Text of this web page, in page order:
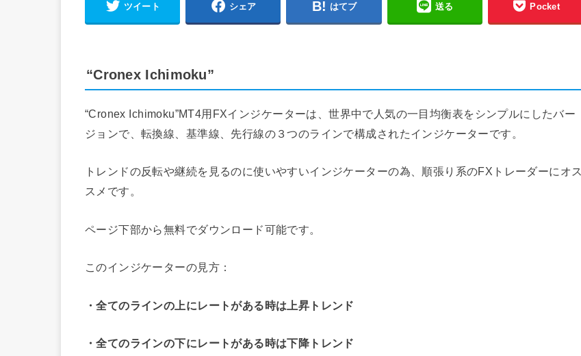
ツイート シェア はてブ 送る Pocket
“Cronex Ichimoku”
“Cronex Ichimoku”MT4用FXインジケーターは、世界中で人気の一目均衡表をシンプルにしたバー
ジョンで、転換線、基準線、先行線の３つのラインで構成されたインジケーターです。
トレンドの反転や継続を見るのに使いやすいインジケーターの為、順張り系のFXトレーダーにオス
スメです。
ページ下部から無料でダウンロード可能です。
このインジケーターの見方：
・全てのラインの上にレートがある時は上昇トレンド
・全てのラインの下にレートがある時は下降トレンド